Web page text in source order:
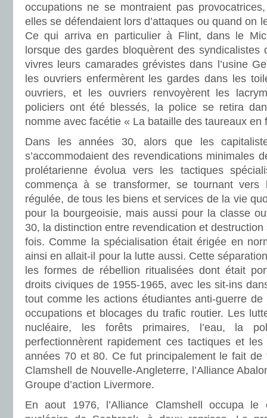
occupations ne se montraient pas
elles se défendaient lors d’attaques ou quand on
Ce qui arriva en particulier à Flint, dans le
lorsque des gardes bloquèrent des syndicalistes
vivres leurs camarades grévistes dans l’usine
les ouvriers enfermèrent les gardes dans les
ouvriers, et les ouvriers renvoyèrent les
policiers ont été blessés, la police se retira
nomme avec facétie « La bataille des taureaux en
Dans les années 30, alors que les
s’accommodaient des revendications minimales
prolétarienne évolua vers les tactiques
commença à se transformer, se tournant vers
régulée, de tous les biens et services de la vie
pour la bourgeoisie, mais aussi pour la classe
30, la distinction entre revendication et destruction
fois. Comme la spécialisation était érigée en
ainsi en allait-il pour la lutte aussi. Cette
les formes de rébellion ritualisées dont était
droits civiques de 1955-1965, avec les sit-ins
tout comme les actions étudiantes anti-guerre
occupations et blocages du trafic routier. Les
nucléaire, les forêts primaires, l’eau, la
perfectionnèrent rapidement ces tactiques et
années 70 et 80. Ce fut principalement le fait de
Clamshell de Nouvelle-Angleterre, l’Alliance
Groupe d’action Livermore.
En aout 1976, l’Alliance Clamshell occupa